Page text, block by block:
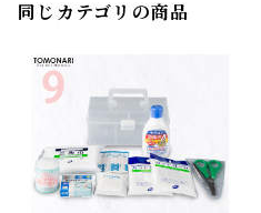
同じカテゴリの商品